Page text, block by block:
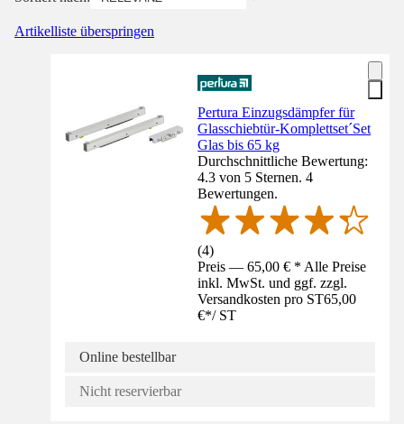
Artikelliste überspringen
Pertura Einzugsdämpfer für
Glasschiebtür-Komplettset´Set
Glas bis 65 kg
Durchschnittliche Bewertung:
4.3 von 5 Sternen. 4
Bewertungen.
(4)
Preis — 65,00 € * Alle Preise
inkl. MwSt. und ggf. zzgl.
Versandkosten pro ST65,00
€*/ ST
Online bestellbar
Nicht reservierbar